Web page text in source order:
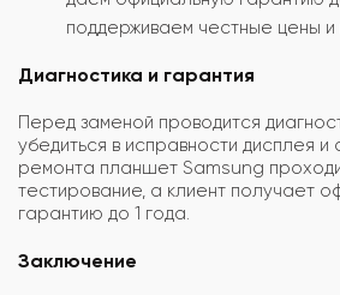
поддерживаем честные цены и
Диагностика и гарантия
Перед заменой проводится
убедиться в исправности дисплея
ремонта планшет Samsung
тестирование, а клиент получает
гарантию до 1 года.
Заключение